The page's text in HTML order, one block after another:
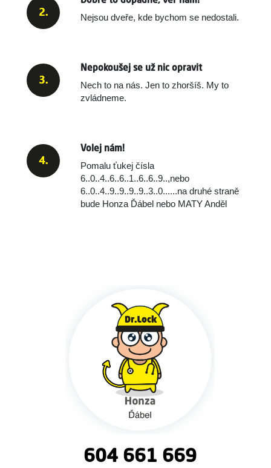
Nejsou dveře, kde bychom se nedostali.
Nepokoušej se už nic opravit
Nech to na nás. Jen to zhoršíš. My to
zvládneme.
Volej nám!
Pomalu ťukej čísla
6..0..4..6..6..1..6..6..9..,nebo
‭‭6..0..4..9..9..9..9..3..0..‬..‬..na druhé straně
bude Honza Ďábel nebo MATY Anděl
604 661 669